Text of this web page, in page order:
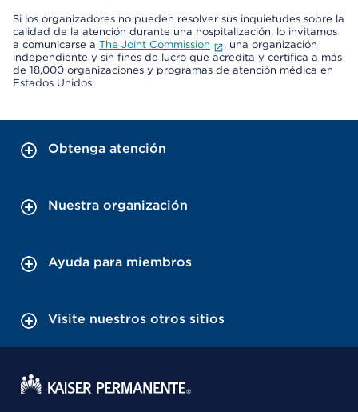
Si los organizadores no pueden resolver sus inquietudes sobre la
calidad de la atención durante una hospitalización, lo invitamos
a comunicarse a The Joint Commission
, una organización
independiente y sin fines de lucro que acredita y certifica a más
de 18,000 organizaciones y programas de atención médica en
Estados Unidos.
Obtenga atención
Nuestra organización
Ayuda para miembros
Visite nuestros otros sitios